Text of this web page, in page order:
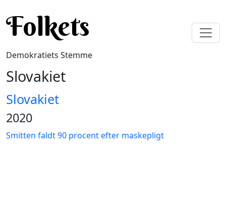
Folkets
Demokratiets Stemme
Slovakiet
Slovakiet
2020
Smitten faldt 90 procent efter maskepligt